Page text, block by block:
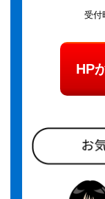
受付
HP